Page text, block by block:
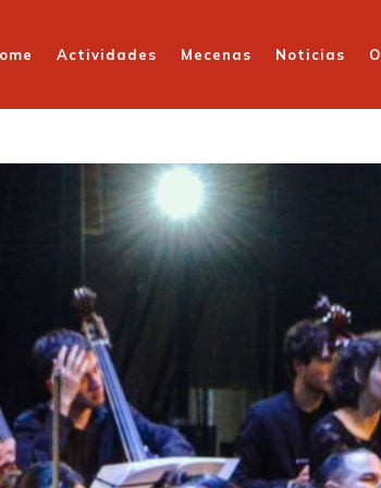
Actividades Mecenas Noticias